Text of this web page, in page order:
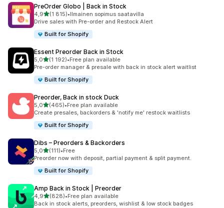
PreOrder Globo | Back in Stock
4,9/ 5 tähteä
(1 815)
1815 arvostelua yhteensä
•Ilmainen sopimus saatavilla
Drive sales with Pre-order and Restock Alert
Built for Shopify
Essent Preorder Back in Stock
5,0/ 5 tähteä
(1 192)
1192 arvostelua yhteensä
•Free plan available
Pre-order manager & presale with back in stock alert waitlist
Built for Shopify
Preorder, Back in stock Duck
5,0/ 5 tähteä
(465)
465 arvostelua yhteensä
•Free plan available
Create presales, backorders & 'notify me' restock waitlists
Built for Shopify
Dibs – Preorders & Backorders
5,0/ 5 tähteä
(111)
111 arvostelua yhteensä
•Free
Preorder now with deposit, partial payment & split payment.
Built for Shopify
Amp Back in Stock | Preorder
4,9/ 5 tähteä
(828)
828 arvostelua yhteensä
•Free plan available
Back in stock alerts, preorders, wishlist & low stock badges